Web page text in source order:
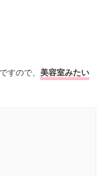
すので、 美容室みたい